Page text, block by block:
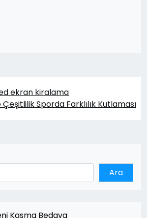
ekran kiralama
Sporda Farklılık Kutlaması
Ara
Kasma Bedava